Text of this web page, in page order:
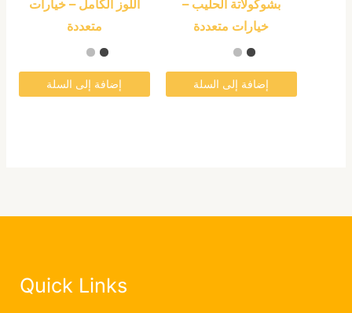
بشوكولاتة الحليب –
خيارات متعددة
إضافة إلى السلة
المنتج
اللوز الكامل – خيارات
متعددة
إضافة إلى السلة
الخيارات
المنتج
Quick Links